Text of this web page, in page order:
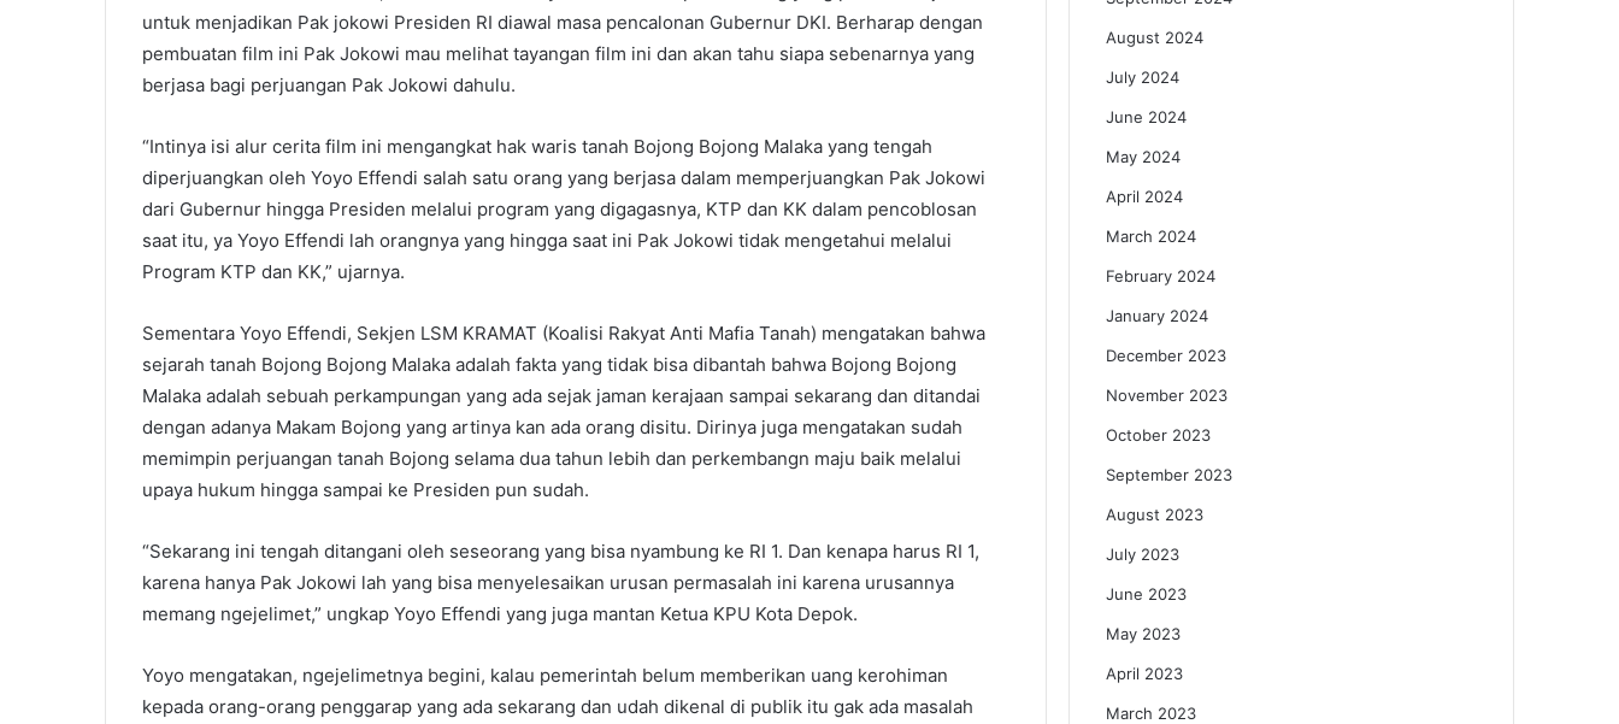
untuk menjadikan Pak jokowi Presiden RI diawal masa pencalonan Gubernur DKI. Berharap dengan
pembuatan film ini Pak Jokowi mau melihat tayangan film ini dan akan tahu siapa sebenarnya yang
berjasa bagi perjuangan Pak Jokowi dahulu.
“Intinya isi alur cerita film ini mengangkat hak waris tanah Bojong Bojong Malaka yang tengah
diperjuangkan oleh Yoyo Effendi salah satu orang yang berjasa dalam memperjuangkan Pak Jokowi
dari Gubernur hingga Presiden melalui program yang digagasnya, KTP dan KK dalam pencoblosan
saat itu, ya Yoyo Effendi lah orangnya yang hingga saat ini Pak Jokowi tidak mengetahui melalui
Program KTP dan KK,” ujarnya.
Sementara Yoyo Effendi, Sekjen LSM KRAMAT (Koalisi Rakyat Anti Mafia Tanah) mengatakan bahwa
sejarah tanah Bojong Bojong Malaka adalah fakta yang tidak bisa dibantah bahwa Bojong Bojong
Malaka adalah sebuah perkampungan yang ada sejak jaman kerajaan sampai sekarang dan ditandai
dengan adanya Makam Bojong yang artinya kan ada orang disitu. Dirinya juga mengatakan sudah
memimpin perjuangan tanah Bojong selama dua tahun lebih dan perkembangn maju baik melalui
upaya hukum hingga sampai ke Presiden pun sudah.
“Sekarang ini tengah ditangani oleh seseorang yang bisa nyambung ke RI 1. Dan kenapa harus RI 1,
karena hanya Pak Jokowi lah yang bisa menyelesaikan urusan permasalah ini karena urusannya
memang ngejelimet,” ungkap Yoyo Effendi yang juga mantan Ketua KPU Kota Depok.
Yoyo mengatakan, ngejelimetnya begini, kalau pemerintah belum memberikan uang kerohiman
kepada orang-orang penggarap yang ada sekarang dan udah dikenal di publik itu gak ada masalah
August 2024
July 2024
June 2024
May 2024
April 2024
March 2024
February 2024
January 2024
December 2023
November 2023
October 2023
September 2023
August 2023
July 2023
June 2023
May 2023
April 2023
March 2023